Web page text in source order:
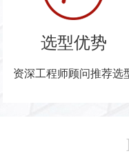
选型优势
资深工程师顾问推荐选